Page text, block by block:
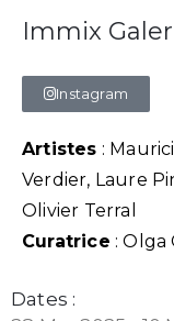
Immix
Instagram
Artistes :
Verdier, Laure
Olivier Terral
Curatrice : Olga
Dates :